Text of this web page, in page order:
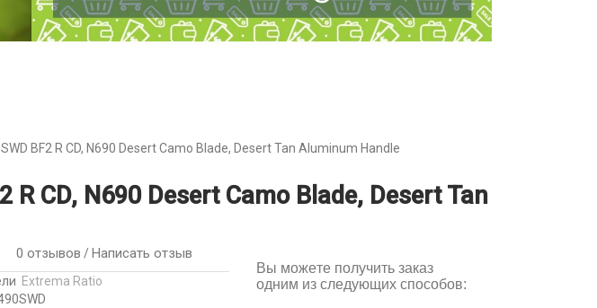
BF2 R CD, N690 Desert Camo Blade, Desert Tan Aluminum Handle
CD, N690 Desert Camo Blade, Desert Tan
0 отзывов / Написать отзыв
Extrema Ratio
Вы можете получить заказ
одним из следующих способов: